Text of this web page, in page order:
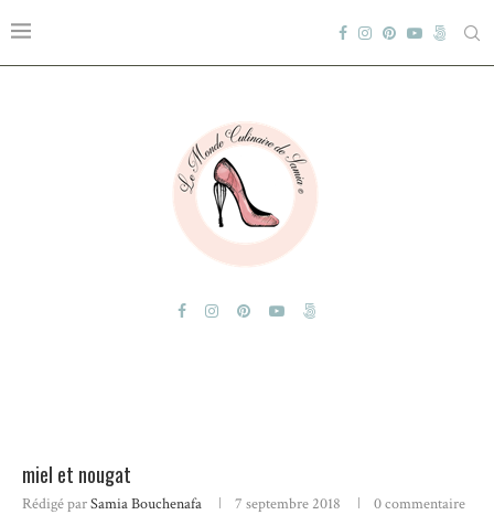
miel et nougat
Rédigé parSamia Bouchenafa 7 septembre 2018 0 commentaire